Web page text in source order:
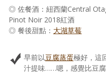
◎ 佐餐酒：紐西蘭Central
Pinot Noir 2018紅酒
◎ 餐後甜點： 大湖草莓
早前以豆腐蒸蛋極好，這
汁提味……嗯，感覺比豆腐